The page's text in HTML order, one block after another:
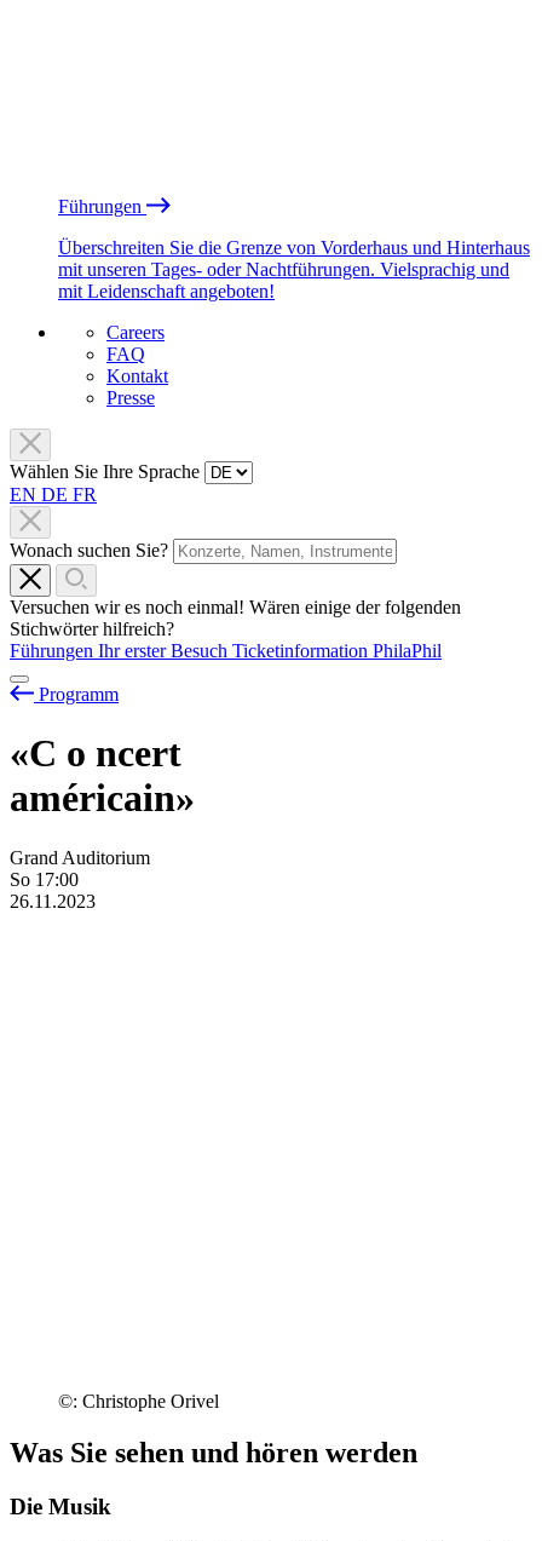
Führungen
Überschreiten Sie die Grenze von Vorderhaus und Hinterhaus
mit unseren Tages- oder Nachtführungen. Vielsprachig und
mit Leidenschaft angeboten!
Careers
FAQ
Kontakt
Presse
Wählen Sie Ihre Sprache
EN DE FR
Wonach suchen Sie?
Versuchen wir es noch einmal! Wären einige der folgenden
Stichwörter hilfreich?
Führungen Ihr erster Besuch Ticketinformation PhilaPhil
Programm
«C o ncert
américain»
Grand Auditorium
So 17:00
26.11.2023
©: Christophe Orivel
Was Sie sehen und hören werden
Die Musik